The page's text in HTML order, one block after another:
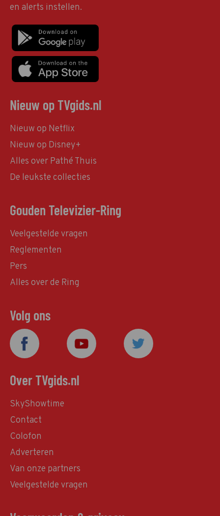
en alerts instellen.
Nieuw op TVgids.nl
Nieuw op Netflix
Nieuw op Disney+
Alles over Pathé Thuis
De leukste collecties
Gouden Televizier-Ring
Veelgestelde vragen
Reglementen
Pers
Alles over de Ring
Volg ons
Over TVgids.nl
SkyShowtime
Contact
Colofon
Adverteren
Van onze partners
Veelgestelde vragen